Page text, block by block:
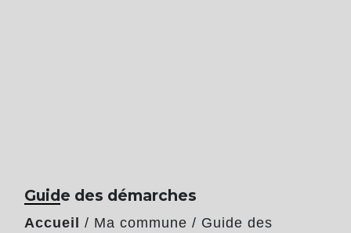
Guide des démarches
Accueil / Ma commune / Guide des